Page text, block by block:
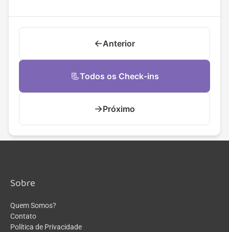
←Anterior
📃Todos os Check-ins
→Próximo
Sobre
Quem Somos?
Contato
Política de Privacidade